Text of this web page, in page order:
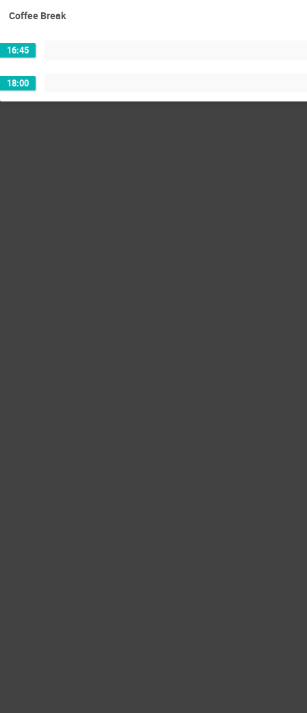
Coffee Break
16:45
18:00